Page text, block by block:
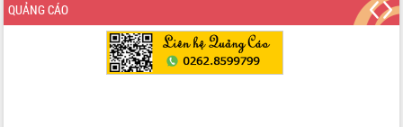
QUẢNG CÁO